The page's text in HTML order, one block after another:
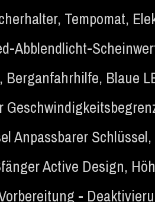
, Tempomat,
Abblendlicht-
, Berganfahrhilfe, Blaue
Anpassbarer Schlüssel,
Active Design,
-